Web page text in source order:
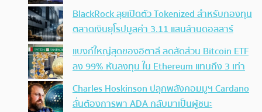
BlackRock ลุยเปิดตัว Tokenized สำหรับกองทุน
ตลาดเงินยุโรปมูลค่า 3.11 แสนล้านดอลลาร์
แบงก์ใหญ่สุดของอิตาลี ลดสัดส่วน Bitcoin ETF
ลง 99% หันลงทุน ใน Ethereum แทนถึง 3 เท่า
Charles Hoskinson ปลุกพลังคอมมูฯ Cardano
ลั่นต้องการพา ADA กลับมาเป็นผู้ชนะ